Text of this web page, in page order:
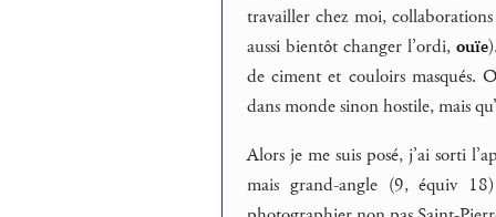
travailler chez moi,
aussi bientôt changer l’ordi,ouïe
de ciment et couloirs masqués.
dans monde sinon hostile, mais
Alors je me suis posé, j’ai sorti
mais grand-angle (9, équiv